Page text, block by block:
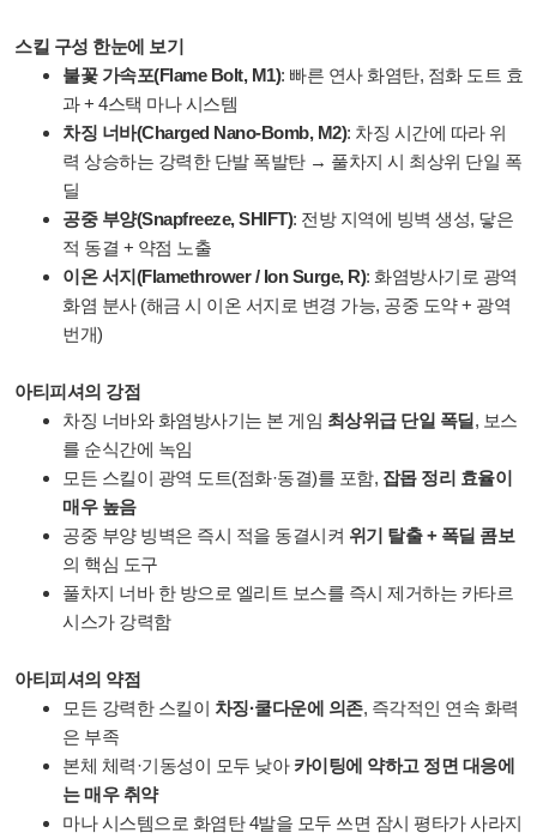
스킬 구성 한눈에 보기
불꽃 가속포(Flame Bolt, M1): 빠른 연사 화염탄, 점화 도트 효
과 + 4스택 마나 시스템
차징 너바(Charged Nano-Bomb, M2): 차징 시간에 따라 위
력 상승하는 강력한 단발 폭발탄 → 풀차지 시 최상위 단일 폭
딜
공중 부양(Snapfreeze, SHIFT): 전방 지역에 빙벽 생성, 닿은
적 동결 + 약점 노출
이온 서지(Flamethrower / Ion Surge, R): 화염방사기로 광역
화염 분사 (해금 시 이온 서지로 변경 가능, 공중 도약 + 광역
번개)
아티피셔의 강점
차징 너바와 화염방사기는 본 게임 최상위급 단일 폭딜, 보스
를 순식간에 녹임
모든 스킬이 광역 도트(점화·동결)를 포함, 잡몹 정리 효율이
매우 높음
공중 부양 빙벽은 즉시 적을 동결시켜 위기 탈출 + 폭딜 콤보
의 핵심 도구
풀차지 너바 한 방으로 엘리트 보스를 즉시 제거하는 카타르
시스가 강력함
아티피셔의 약점
모든 강력한 스킬이 차징·쿨다운에 의존, 즉각적인 연속 화력
은 부족
본체 체력·기동성이 모두 낮아 카이팅에 약하고 정면 대응에
는 매우 취약
마나 시스템으로 화염탄 4발을 모두 쓰면 잠시 평타가 사라지